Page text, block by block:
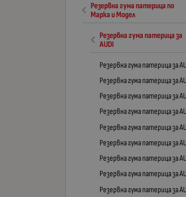
Резервна гума патерица по
Марка и Модел
Резервна гума патерица за
AUDI
Резервна гума патерица за
Резервна гума патерица за
Резервна гума патерица за
Резервна гума патерица за
Резервна гума патерица за
Резервна гума патерица за
Резервна гума патерица за
Резервна гума патерица за
Резервна гума патерица за